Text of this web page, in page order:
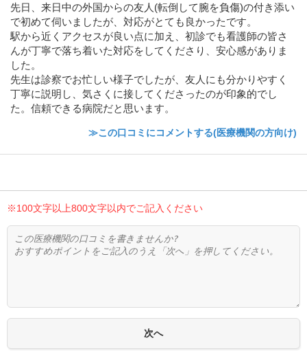
先日、来日中の外国からの友人(転倒して腕を負傷)の付き添い
で初めて伺いましたが、対応がとても良かったです。
駅から近くアクセスが良い点に加え、初診でも看護師の皆さ
んが丁寧で落ち着いた対応をしてくださり、安心感がありま
した。
先生は診察でお忙しい様子でしたが、友人にも分かりやすく
丁寧に説明し、気さくに接してくださったのが印象的でし
た。信頼できる病院だと思います。
≫この口コミにコメントする(医療機関の方向け)
※100文字以上800文字以内でご記入ください